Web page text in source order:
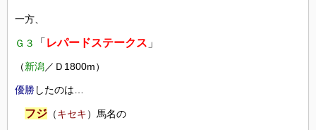
一方、
Ｇ３ 「 レパードステークス 」
（新潟／Ｄ1800m）
優勝したのは…
フジ （キセキ）馬名の